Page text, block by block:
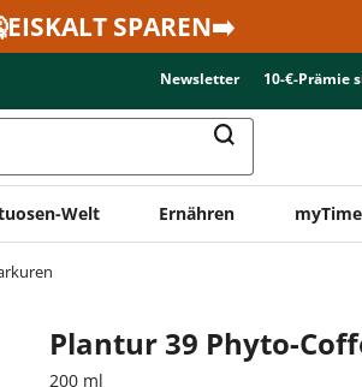
SPAREN➡️
Newsletter 10-€-Prämie
Welt Ernähren
Plantur 39 Phyto-
200 ml